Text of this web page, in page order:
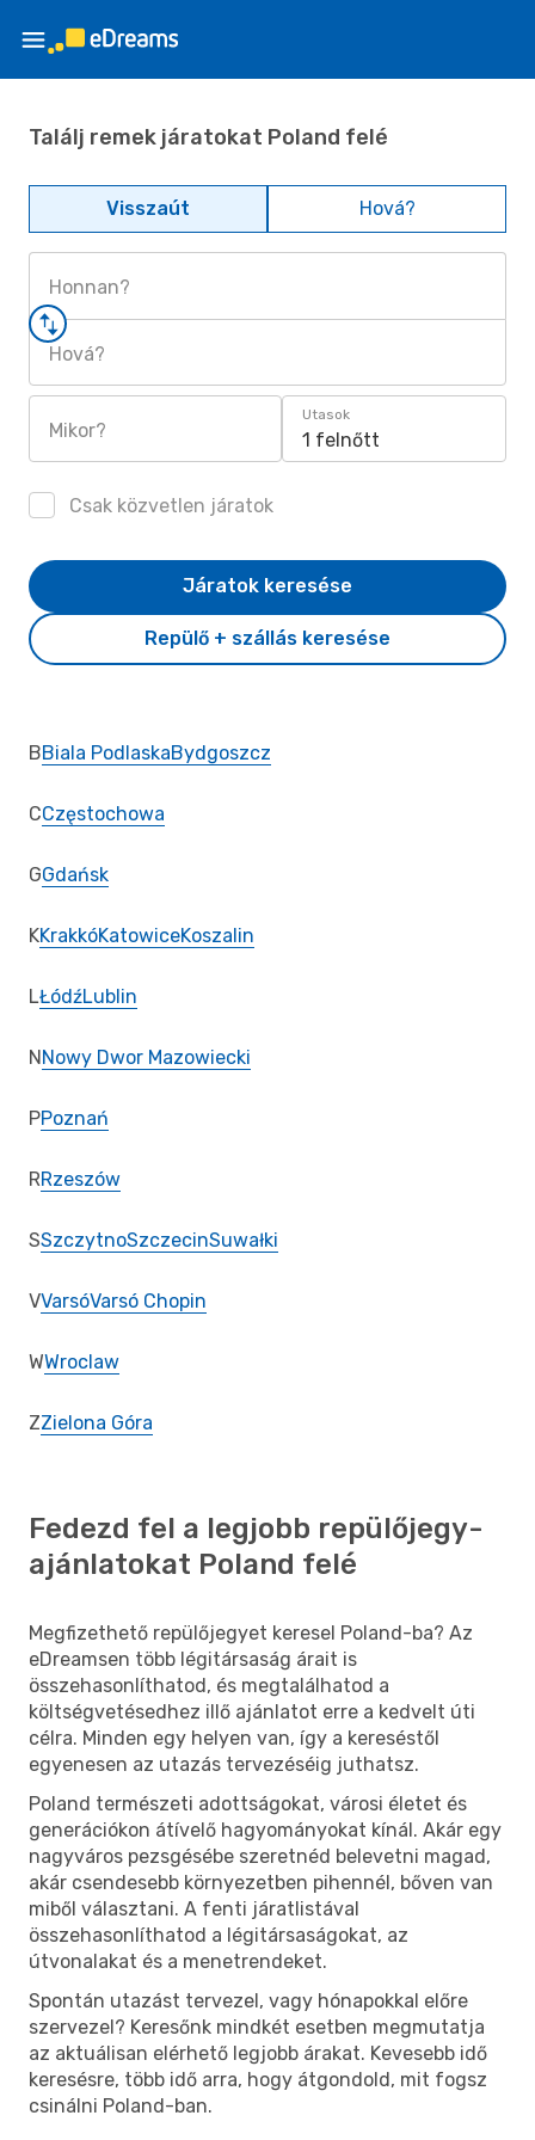
Találj remek járatokat Poland felé
Visszaút Hová?
Honnan?
Hová?
Mikor?
Utasok
1 felnőtt
Csak közvetlen járatok
Repülő + szállás keresése
Járatok keresése
BBiala PodlaskaBydgoszcz
CCzęstochowa
GGdańsk
KKrakkóKatowiceKoszalin
LŁódźLublin
NNowy Dwor Mazowiecki
PPoznań
RRzeszów
SSzczytnoSzczecinSuwałki
VVarsóVarsó Chopin
WWroclaw
ZZielona Góra
Fedezd fel a legjobb repülőjegy-
ajánlatokat Poland felé
Megfizethető repülőjegyet keresel Poland-ba? Az
eDreamsen több légitársaság árait is
összehasonlíthatod, és megtalálhatod a
költségvetésedhez illő ajánlatot erre a kedvelt úti
célra. Minden egy helyen van, így a kereséstől
egyenesen az utazás tervezéséig juthatsz.
Poland természeti adottságokat, városi életet és
generációkon átívelő hagyományokat kínál. Akár egy
nagyváros pezsgésébe szeretnéd belevetni magad,
akár csendesebb környezetben pihennél, bőven van
miből választani. A fenti járatlistával
összehasonlíthatod a légitársaságokat, az
útvonalakat és a menetrendeket.
Spontán utazást tervezel, vagy hónapokkal előre
szervezel? Keresőnk mindkét esetben megmutatja
az aktuálisan elérhető legjobb árakat. Kevesebb idő
keresésre, több idő arra, hogy átgondold, mit fogsz
csinálni Poland-ban.